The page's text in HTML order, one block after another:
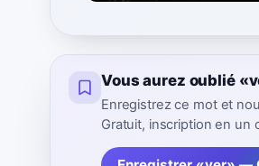
Vous aurez oublié
Enregistrez ce mot et
Gratuit, inscription en un